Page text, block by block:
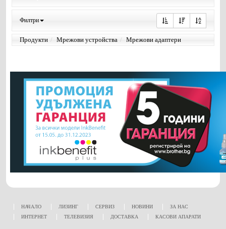
Филтри
Продукти Мрежови устройства Мрежови адаптери
НАЧАЛО ЛИЗИНГ СЕРВИЗ НОВИНИ
ЗА НАС
ИНТЕРНЕТ
ТЕЛЕВИЗИЯ ДОСТАВКА КАСОВИ АПАРАТИ